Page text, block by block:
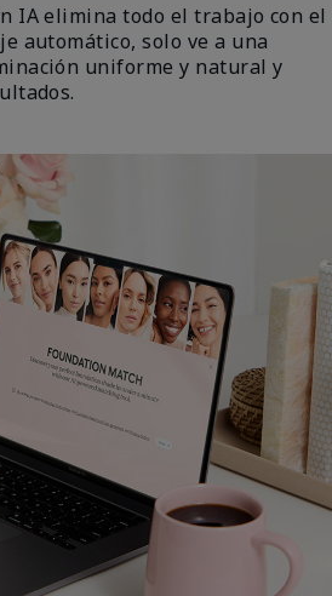
IA elimina todo el trabajo con el
automático, solo ve a una
uniforme y natural y